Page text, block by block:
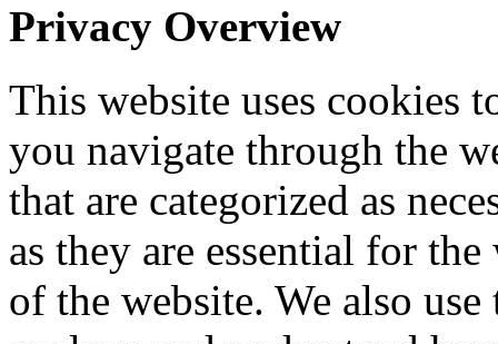
Privacy Overview
This website uses cookies
you navigate through the
that are categorized as
as they are essential for
of the website. We also